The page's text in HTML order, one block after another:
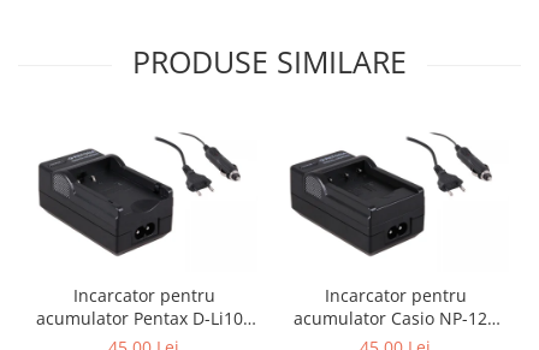
PRODUSE SIMILARE
Incarcator pentru
acumulator Pentax D-Li109
Patona
Incarcator pentru
acumulator Casio NP-120
Patona